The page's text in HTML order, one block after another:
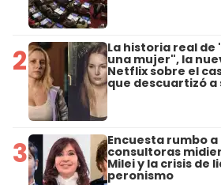
2 La historia real de
una mujer", la
Netflix sobre el
que descuartizó a
3 Encuesta rumbo
consultoras
Milei y la crisis de
peronismo